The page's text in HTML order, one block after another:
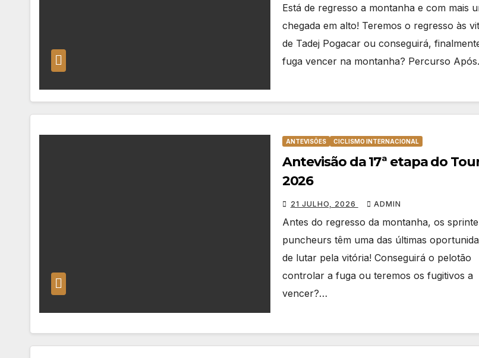
Está de regresso a montanha e com mais
chegada em alto! Teremos o regresso às
de Tadej Pogacar ou conseguirá,
fuga vencer na montanha? Percurso
ANTEVISÕES CICLISMO INTERNACIONAL
Antevisão da 17ª etapa do
2026
21 JULHO, 2026 ADMIN
Antes do regresso da montanha, os
puncheurs têm uma das últimas
de lutar pela vitória! Conseguirá o pelotão
controlar a fuga ou teremos os fugitivos a
vencer?…